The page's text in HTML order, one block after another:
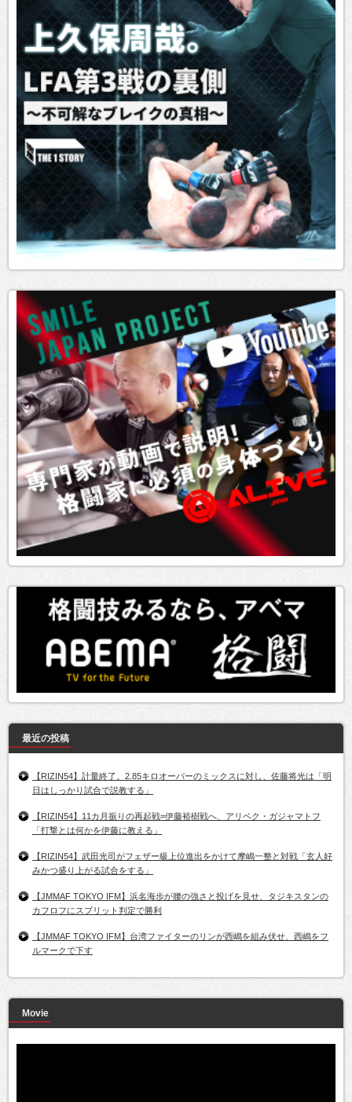
最近の投稿
【RIZIN54】計量終了。2.85キロオーバーのミックスに対し、佐藤将光は「明
日はしっかり試合で説教する」
【RIZIN54】11カ月振りの再起戦=伊藤裕樹戦へ、アリベク・ガジャマトフ
「打撃とは何かを伊藤に教える」
【RIZIN54】武田光司がフェザー級上位進出をかけて摩嶋一整と対戦「玄人好
みかつ盛り上がる試合をする」
【JMMAF TOKYO IFM】浜名海歩が腰の強さと投げを見せ、タジキスタンの
カフロフにスプリット判定で勝利
【JMMAF TOKYO IFM】台湾ファイターのリンが西嶋を組み伏せ、西嶋をフ
ルマークで下す
Movie